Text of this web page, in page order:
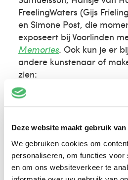
Deze website maakt gebruik
We gebruiken cookies om
personaliseren, om functies voor
en om ons websiteverkeer te
FreelingWaters (Gijs
en Simone Post, die
exposeert bij Voorlinden
Memories. Ook kun je er
andere kunstenaar of
zien:
Zondag 20 juli:
Merel Wicker &
Maandag 21 juli:
Hendriks
Dinsdag 22 juli:
FreelingWaters
Frieling)